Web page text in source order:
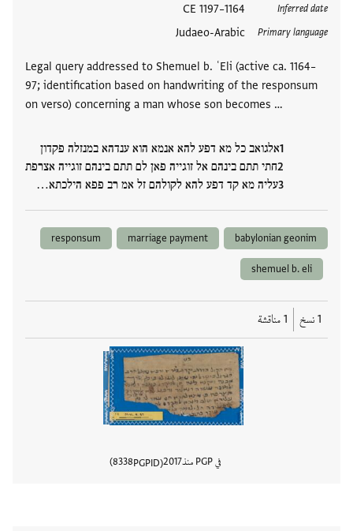
Inferred date
1164–1197 CE
Primary language
Judaeo-Arabic
Legal query addressed to Shemuel b. ʿEli (active ca. 1164–
97; identification based on handwriting of the responsum
on verso) concerning a man whose son becomes …
אלגואב כל מא דפע להא אנמא הוא ענדהא במנזלה פקדון
חתי תתם בינהם אל זוגייה פאן לם תתם בינהם זוגייה אצרפת
עליה מא קד דפע להא לקולהם זל אמ רב פפא הילכתא…
العلامات
babylonian geonim
marriage payment
responsum
shemuel b. eli
1 نسخ 1 مناقشة
في PGP منذ 2017
PGPID
8338